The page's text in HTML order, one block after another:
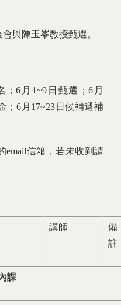
與陳玉峯教授甄選。
；6月1~9日甄選；6月
；6月17~23日候補遞補
email信箱，若未收到請
講師
備
註
課